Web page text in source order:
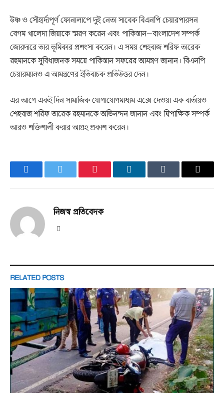
উষ্ণ ও সৌহার্দ্যপূর্ণ ফোনালাপে দুই নেতা সাবেক বিএনপি চেয়ারপারসন
বেগম খালেদা জিয়াকে স্মরণ করেন এবং পাকিস্তান–বাংলাদেশ সম্পর্ক
জোরদারে তার ভূমিকার প্রশংসা করেন। এ সময় শেহবাজ শরিফ তারেক
রহমানকে সুবিধাজনক সময়ে পাকিস্তান সফরের আমন্ত্রণ জানান। বিএনপি
চেয়ারম্যানও এ আমন্ত্রণের ইতিবাচক প্রতিউত্তর দেন।
এর আগে একই দিন সামাজিক যোগাযোগমাধ্যম এক্সে দেওয়া এক বার্তায়ও
শেহবাজ শরিফ তারেক রহমানকে অভিনন্দন জানান এবং দ্বিপাক্ষিক সম্পর্ক
আরও শক্তিশালী করার আগ্রহ প্রকাশ করেন।
FacebookTwitter PinterestLinkedInTumblr Email
নিজস্ব প্রতিবেদক
RELATED POSTS